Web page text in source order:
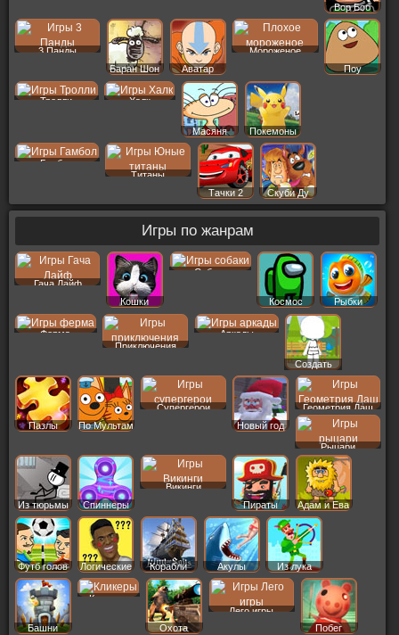
Вор Боб
3 Панды
Баран Шон
Аватар
Мороженое
Поу
Тролли Халк
Масяня Покемоны
Гамбол
Титаны
Тачки 2
Скуби Ду
Игры по жанрам
Гача Лайф
Кошки
Собаки
Космос Рыбки
Ферма
Приключения
Аркады
Создать
Пер
Пазлы По Мультам
Супергерои
Новый год
Геометрия Даш
Рыцари
Из тюрьмы Спиннеры
Викинги
Пираты
Адам и Ева
Футб голов Логические Корабли Акулы Из лука
Башни
Кликеры
Охота
Лего игры
Побег